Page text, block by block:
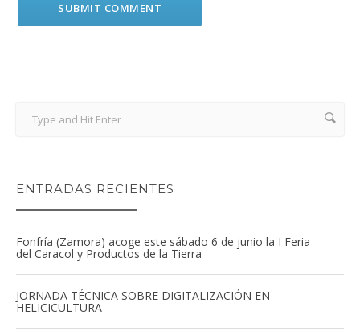
ENTRADAS RECIENTES
Fonfría (Zamora) acoge este sábado 6 de junio la I Feria
del Caracol y Productos de la Tierra
JORNADA TÉCNICA SOBRE DIGITALIZACIÓN EN
HELICICULTURA